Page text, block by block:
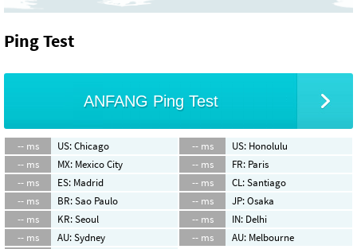
Ping Test
ANFANG Ping Test
-- ms US: Chicago -- ms
US: Honolulu
-- ms
MX: Mexico City -- ms
FR: Paris
-- ms
ES: Madrid -- ms
CL: Santiago
-- ms
BR: Sao Paulo -- ms
JP: Osaka
-- ms
KR: Seoul -- ms
IN: Delhi
-- ms
AU: Sydney -- ms
AU: Melbourne